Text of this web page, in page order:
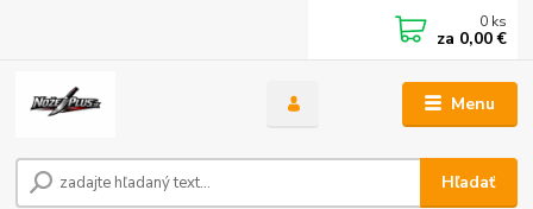
Menu
Hľadať
0 ks
za 0,00 €